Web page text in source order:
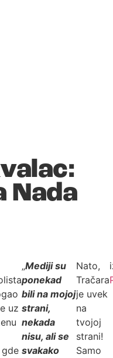
Nada
uz
gde
„Mediji su
ponekad
bili na mojoj
strani,
nekada
nisu, ali se
svakako
Nato,
Tračara
je uvek
na
tvojoj
strani!
Samo